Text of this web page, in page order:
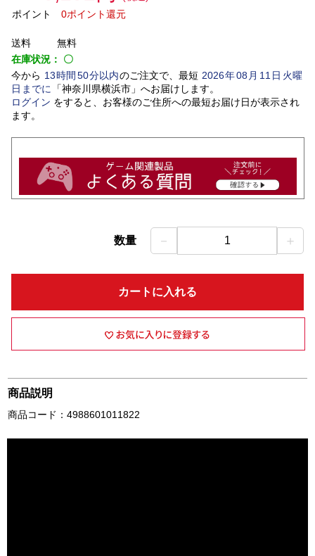
ポイント
0ポイント還元
送料
無料
在庫状況： 〇
今から 13時間 50分以内のご注文で、最短 2026年08 月 11 日火曜
日 までに 「神奈川県横浜市」 へお届けします。
ログイン をすると、お客様のご住所への最短お届け日が表示され
ます。
数量 － 1 ＋
カートに入れる
商品説明
商品コード：4988601011822